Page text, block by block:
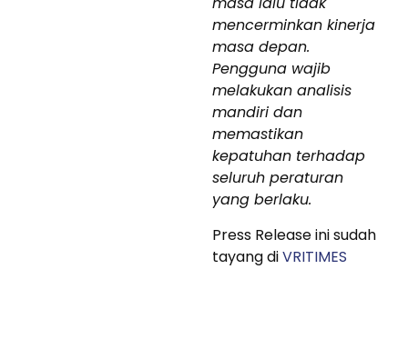
mencerminkan kinerja
masa depan.
Pengguna wajib
melakukan analisis
mandiri dan
memastikan
kepatuhan terhadap
seluruh peraturan
yang berlaku.
Press Release ini sudah
tayang diVRITIMES